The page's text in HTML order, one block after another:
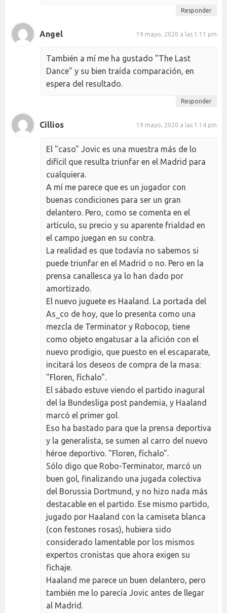
Responder
Angel 19 mayo, 2020 a las 1:11 pm
También a mí me ha gustado "The Last
Dance" y su bien traída comparación, en
espera del resultado.
Responder
Cillios 19 mayo, 2020 a las 1:14 pm
El "caso" Jovic es una muestra más de lo
difícil que resulta triunfar en el Madrid para
cualquiera.
A mí me parece que es un jugador con
buenas condiciones para ser un gran
delantero. Pero, como se comenta en el
artículo, su precio y su aparente frialdad en
el campo juegan en su contra.
La realidad es que todavía no sabemos si
puede triunfar en el Madrid o no. Pero en la
prensa canallesca ya lo han dado por
amortizado.
El nuevo juguete es Haaland. La portada del
As_co de hoy, que lo presenta como una
mezcla de Terminator y Robocop, tiene
como objeto engatusar a la afición con el
nuevo prodigio, que puesto en el escaparate,
incitará los deseos de compra de la masa:
"Floren, fíchalo".
El sábado estuve viendo el partido inagural
del la Bundesliga post pandemia, y Haaland
marcó el primer gol.
Eso ha bastado para que la prensa deportiva
y la generalista, se sumen al carro del nuevo
héroe deportivo. "Floren, fíchalo".
Sólo digo que Robo-Terminator, marcó un
buen gol, finalizando una jugada colectiva
del Borussia Dortmund, y no hizo nada más
destacable en el partido. Ese mismo partido,
jugado por Haaland con la camiseta blanca
(con festones rosas), hubiera sido
considerado lamentable por los mismos
expertos cronistas que ahora exigen su
fichaje.
Haaland me parece un buen delantero, pero
también me lo parecía Jovic antes de llegar
al Madrid.